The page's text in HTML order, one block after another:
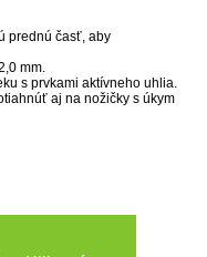
prednú časť, aby
mm.
s prvkami aktívneho uhlia.
aj na nožičky s úkym